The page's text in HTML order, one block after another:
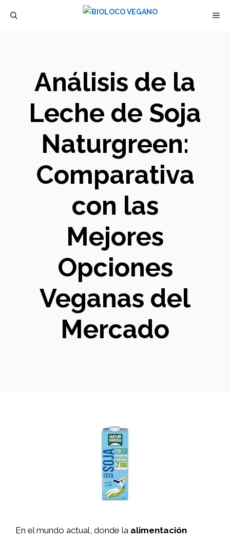
Análisis de la
Leche de Soja
Naturgreen:
Comparativa
con las
Mejores
Opciones
Veganas del
Mercado
En el mundo actual, donde la alimentación